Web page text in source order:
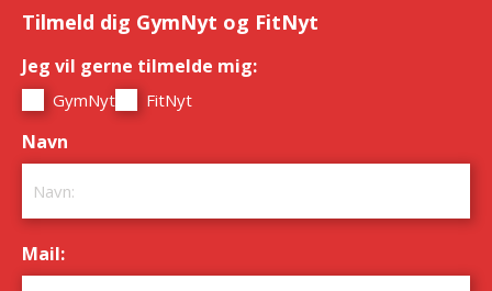
Tilmeld dig GymNyt og FitNyt
Jeg vil gerne tilmelde mig:
GymNyt FitNyt
Navn
Mail: